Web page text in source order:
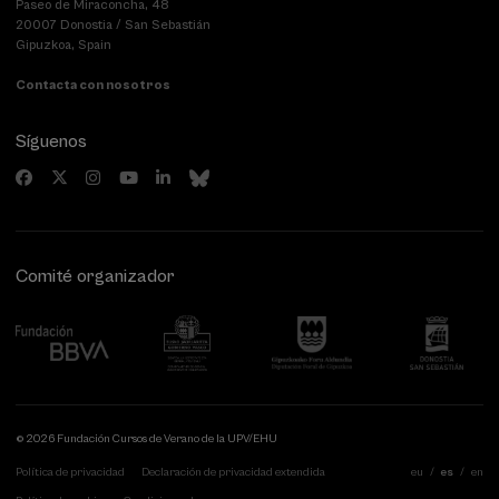
Paseo de Miraconcha, 48
20007 Donostia / San Sebastián
Gipuzkoa, Spain
Contacta con nosotros
Síguenos
Comité organizador
© 2026 Fundación Cursos de Verano de la UPV/EHU
Política de privacidad Declaración de privacidad extendida eu es en